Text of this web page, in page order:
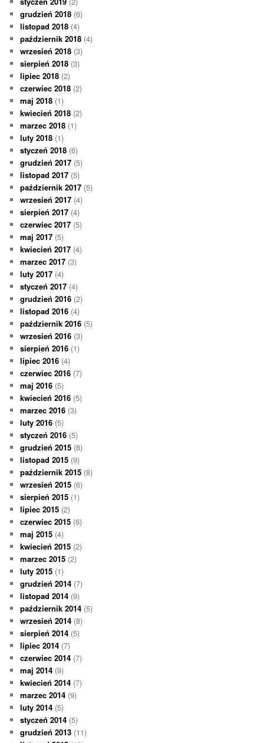
grudzień 2018 (6)
listopad 2018 (4)
październik 2018 (4)
wrzesień 2018 (3)
sierpień 2018 (3)
lipiec 2018 (2)
czerwiec 2018 (2)
maj 2018 (1)
kwiecień 2018 (2)
marzec 2018 (1)
luty 2018 (1)
styczeń 2018 (6)
grudzień 2017 (5)
listopad 2017 (5)
październik 2017 (5)
wrzesień 2017 (4)
sierpień 2017 (4)
czerwiec 2017 (5)
maj 2017 (5)
kwiecień 2017 (4)
marzec 2017 (3)
luty 2017 (4)
styczeń 2017 (4)
grudzień 2016 (2)
listopad 2016 (4)
październik 2016 (5)
wrzesień 2016 (3)
sierpień 2016 (1)
lipiec 2016 (4)
czerwiec 2016 (7)
maj 2016 (5)
kwiecień 2016 (5)
marzec 2016 (3)
luty 2016 (5)
styczeń 2016 (5)
grudzień 2015 (8)
listopad 2015 (9)
październik 2015 (8)
wrzesień 2015 (6)
sierpień 2015 (1)
lipiec 2015 (2)
czerwiec 2015 (6)
maj 2015 (4)
kwiecień 2015 (2)
marzec 2015 (2)
luty 2015 (1)
grudzień 2014 (7)
listopad 2014 (9)
październik 2014 (5)
wrzesień 2014 (8)
sierpień 2014 (5)
lipiec 2014 (7)
czerwiec 2014 (7)
maj 2014 (9)
kwiecień 2014 (7)
marzec 2014 (9)
luty 2014 (5)
styczeń 2014 (5)
grudzień 2013 (11)